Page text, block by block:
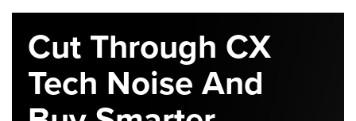
Cut Through CX
Tech Noise And